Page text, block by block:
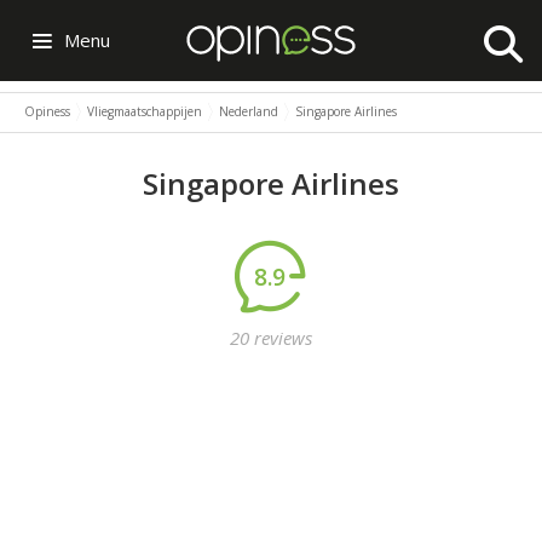
Menu
Opiness Vliegmaatschappijen Nederland Singapore Airlines
Singapore Airlines
8.9
20 reviews